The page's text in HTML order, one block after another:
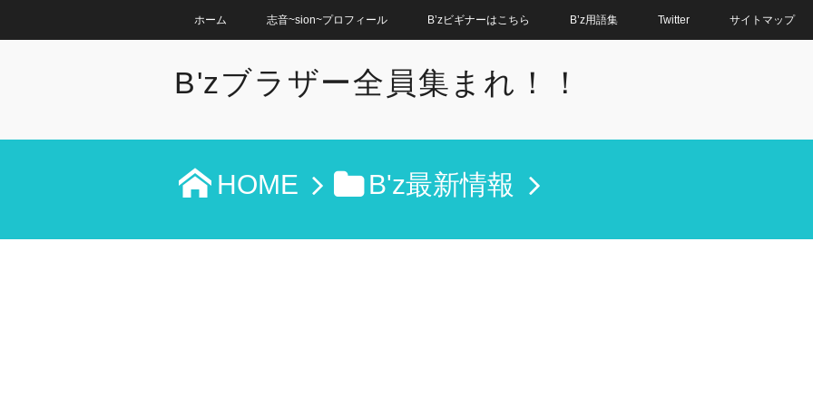
ホーム 志音~sion~プロフィール B’zビギナーはこちら B’z用語集 Twitter サイトマップ
B'zブラザー全員集まれ！！
HOME B'z最新情報